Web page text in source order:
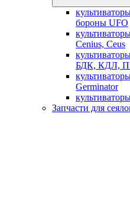
бороны UFO
Cenius, Ceus
БДК, КДЛ,
Germinator
Запчасти для